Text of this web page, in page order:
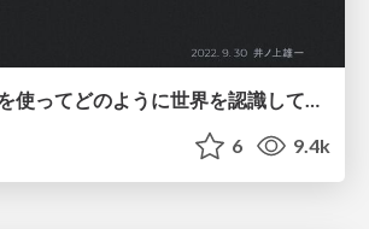
Teslaはカメラを使ってどのように世界を認識しているか
6 9.4k